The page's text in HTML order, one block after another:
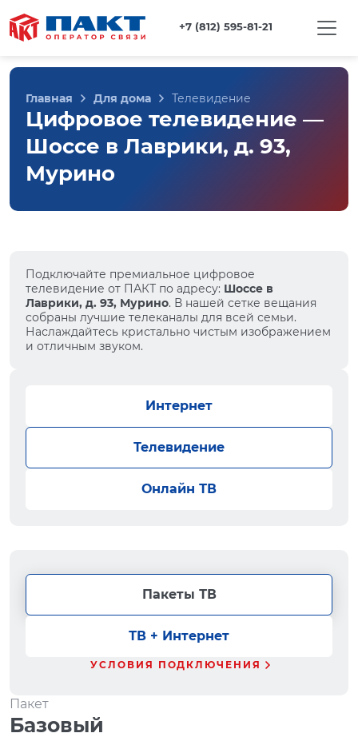
+7 (812) 595-81-21
Главная Для дома Телевидение
Цифровое телевидение —
Шоссе в Лаврики, д. 93,
Мурино
Подключайте премиальное цифровое
телевидение от ПАКТ по адресу: Шоссе в
Лаврики, д. 93, Мурино. В нашей сетке вещания
собраны лучшие телеканалы для всей семьи.
Наслаждайтесь кристально чистым изображением
и отличным звуком.
Интернет
Телевидение
Онлайн ТВ
Пакеты ТВ
ТВ + Интернет
УСЛОВИЯ ПОДКЛЮЧЕНИЯ
Пакет
Базовый